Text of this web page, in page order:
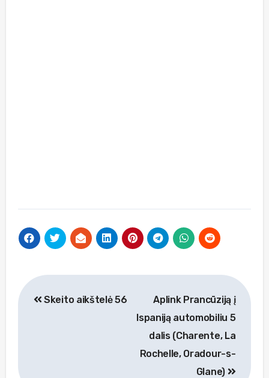
Navigacija
Skeito aikštelė 56
Aplink Prancūziją į
Ispaniją automobiliu 5
dalis (Charente, La
Rochelle, Oradour-s-
Glane)